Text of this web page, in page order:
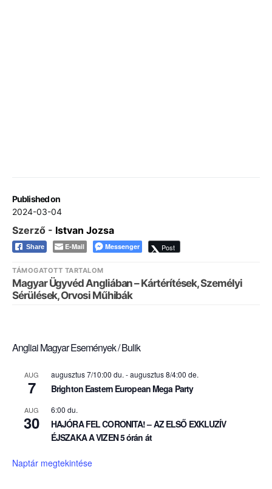
Published on
2024-03-04
Szerző - Istvan Jozsa
Share E-Mail Messenger Post
TÁMOGATOTT TARTALOM
Magyar Ügyvéd Angliában – Kártérítések, Személyi
Sérülések, Orvosi Műhibák
Angliai Magyar Események / Bulik
AUG
7
augusztus 7/10:00 du. -augusztus 8/4:00 de.
Brighton Eastern European Mega Party
AUG
30
6:00 du.
HAJÓRA FEL CORONITA! – AZ ELSŐ EXKLUZÍV
ÉJSZAKA A VIZEN 5 órán át
Naptár megtekintése